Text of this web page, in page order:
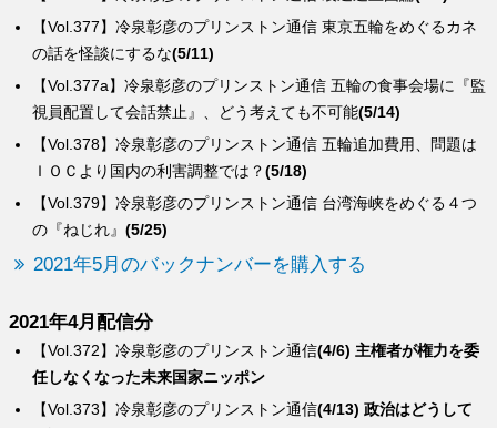
【Vol.379】冷泉彰彦のプリンストン通信 台湾海峡をめぐる４つ
の『ねじれ』(5/25)
【Vol.378】冷泉彰彦のプリンストン通信 五輪追加費用、問題は
ＩＯＣより国内の利害調整では？(5/18)
【Vol.377a】冷泉彰彦のプリンストン通信 五輪の食事会場に『監
視員配置して会話禁止』、どう考えても不可能(5/14)
【Vol.377】冷泉彰彦のプリンストン通信 東京五輪をめぐるカネ
の話を怪談にするな(5/11)
2021年5月のバックナンバーを購入する
2021年4月配信分
【Vol.373】冷泉彰彦のプリンストン通信(4/13) 政治はどうして
【Vol.372】冷泉彰彦のプリンストン通信(4/6) 主権者が権力を委
任しなくなった未来国家ニッポン